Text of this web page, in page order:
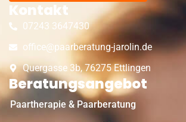
Kontakt
07243 3647430
office@paarberatung-jarolin.de
Quergasse 3b, 76275 Ettlingen
Beratungsangebot
Paartherapie & Paarberatung